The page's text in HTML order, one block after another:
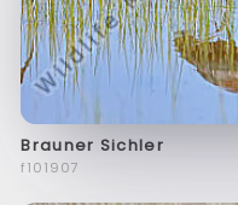
Brauner Sichler
f101907